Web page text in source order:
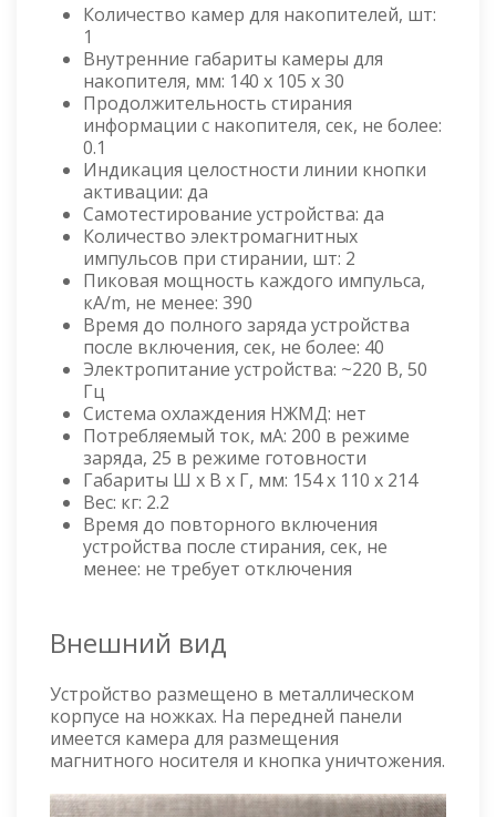
Количество камер для накопителей, шт:
1
Внутренние габариты камеры для
накопителя, мм: 140 х 105 х 30
Продолжительность стирания
информации с накопителя, сек, не более:
0.1
Индикация целостности линии кнопки
активации: да
Самотестирование устройства: да
Количество электромагнитных
импульсов при стирании, шт: 2
Пиковая мощность каждого импульса,
кА/m, не менее: 390
Время до полного заряда устройства
после включения, сек, не более: 40
Электропитание устройства: ~220 В, 50
Гц
Система охлаждения НЖМД: нет
Потребляемый ток, мА: 200 в режиме
заряда, 25 в режиме готовности
Габариты Ш x В x Г, мм: 154 x 110 x 214
Вес: кг: 2.2
Время до повторного включения
устройства после стирания, сек, не
менее: не требует отключения
Внешний вид
Устройство размещено в металлическом
корпусе на ножках. На передней панели
имеется камера для размещения
магнитного носителя и кнопка уничтожения.